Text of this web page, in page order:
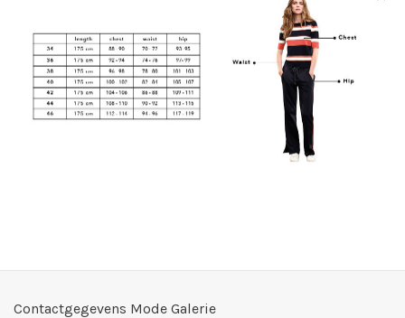
Contactgegevens Mode Galerie